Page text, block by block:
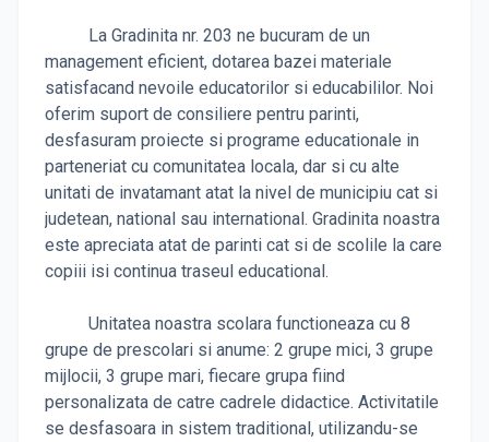
La Gradinita nr. 203 ne bucuram de un
management eficient, dotarea bazei materiale
satisfacand nevoile educatorilor si educabililor. Noi
oferim suport de consiliere pentru parinti,
desfasuram proiecte si programe educationale in
parteneriat cu comunitatea locala, dar si cu alte
unitati de invatamant atat la nivel de municipiu cat si
judetean, national sau international. Gradinita noastra
este apreciata atat de parinti cat si de scolile la care
copiii isi continua traseul educational.
Unitatea noastra scolara functioneaza cu 8
grupe de prescolari si anume: 2 grupe mici, 3 grupe
mijlocii, 3 grupe mari, fiecare grupa fiind
personalizata de catre cadrele didactice. Activitatile
se desfasoara in sistem traditional, utilizandu-se